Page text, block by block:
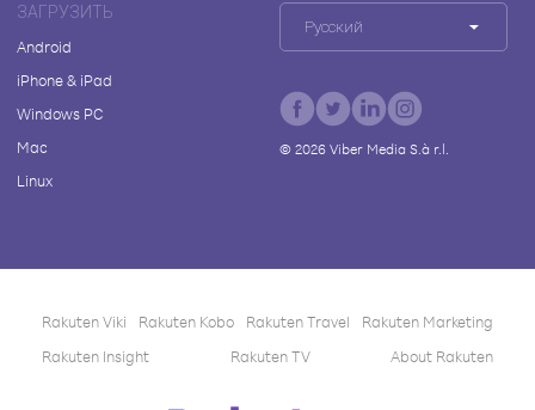
ЗАГРУЗИТЬ
Android
iPhone & iPad
Windows PC
Mac
Linux
Русский
© 2026Viber Media S.à r.l.
Rakuten Viki Rakuten Kobo Rakuten Travel
Rakuten Marketing
Rakuten Insight
Rakuten TV About Rakuten